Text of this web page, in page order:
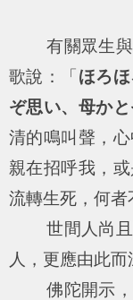
有關眾生與
歌說：「 ほろ
ぞ思い、母かと
清的鳴叫聲，
親在招呼我，
流轉生死，何者
世間人尚且
人，更應由此而
佛陀開示，